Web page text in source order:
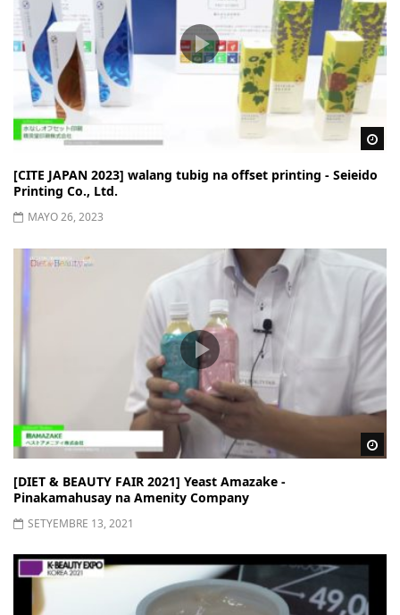
[CITE JAPAN 2023] walang tubig na offset printing - Seieido
Printing Co., Ltd.
MAYO 26, 2023
[DIET & BEAUTY FAIR 2021] Yeast Amazake -
Pinakamahusay na Amenity Company
SETYEMBRE 13, 2021